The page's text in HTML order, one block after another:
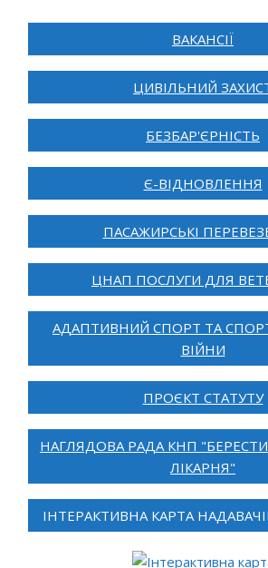
ВАКАНСІЇ
ЦИВІЛЬНИЙ
БЕЗБАР'ЄРНІСТЬ
Є-ВІДНОВЛЕННЯ
ПАСАЖИРСЬКІ
ЦНАП ПОСЛУГИ ДЛЯ
АДАПТИВНИЙ СПОРТ ТА
ВІЙНИ
ПРОЄКТ СТАТУТУ
НАГЛЯДОВА РАДА КНП
ЛІКАРНЯ"
ІНТЕРАКТИВНА КАРТА